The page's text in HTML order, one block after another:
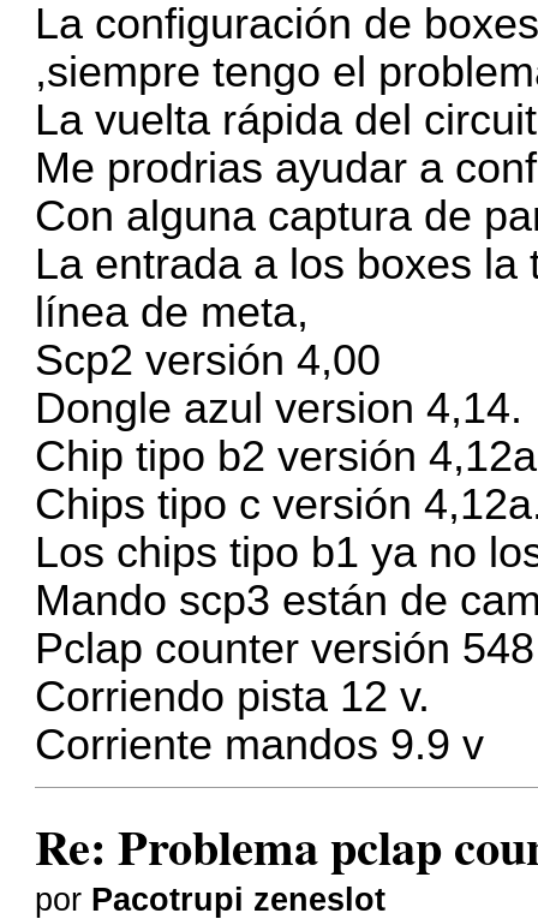
La configuración de
,siempre tengo el
La vuelta rápida del
Me prodrias ayudar a
Con alguna captura de
La entrada a los boxes
línea de meta,
Scp2 versión 4,00
Dongle azul version 4,14.
Chip tipo b2 versión
Chips tipo c versión
Los chips tipo b1 ya no
Mando scp3 están de
Pclap counter versión
Corriendo pista 12 v.
Corriente mandos 9.9 v
Re: Problema pclap
por Pacotrupi zeneslot